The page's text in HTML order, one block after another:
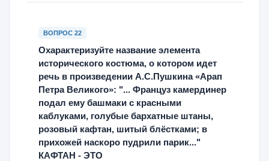
ВОПРОС 22
Охарактеризуйте название элемента
исторического костюма, о котором идет
речь в произведении А.С.Пушкина «Арап
Петра Великого»: "... Француз камердинер
подал ему башмаки с красными
каблуками, голубые бархатные штаны,
розовый кафтан, шитый блёстками; в
прихожей наскоро пудрили парик..."
КАФТАН - ЭТО